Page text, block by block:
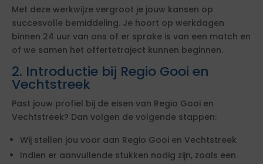
Met deze werkwijze vergroot je jouw kansen op
succesvolle bemiddeling. Je hoort op werkdagen
binnen 24 uur van ons of er sprake is van een match en
of we samen het offertetraject kunnen beginnen.
2. Introductie bij Regio Gooi en
Vechtstreek
Past jouw profiel bij de eisen van Regio Gooi en
Vechtstreek? Dan volgen de volgende stappen:
Wij stellen jou voor aan Regio Gooi en Vechtstreek
Indien er aanvullende stukken nodig zijn, zoals een